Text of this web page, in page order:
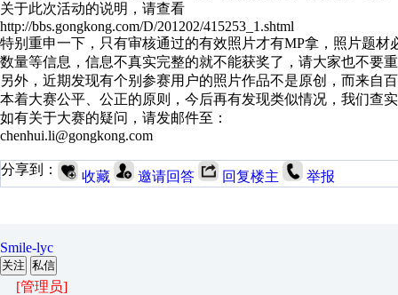
关于此次活动的说明，请查看
http://bbs.gongkong.com/D/201202/415253_1.shtml
特别重申一下，只有审核通过的有效照片才有MP拿，照片题
数量等信息，信息不真实完整的就不能获奖了，请大家也不要
另外，近期发现有个别参赛用户的照片作品不是原创，而来自
本着大赛公平、公正的原则，今后再有发现类似情况，我们查
如有关于大赛的疑问，请发邮件至：
chenhui.li@gongkong.com
分享到： 收藏 邀请回答 回复楼主 举报
Smile-lyc
关注 私信
[管理员]